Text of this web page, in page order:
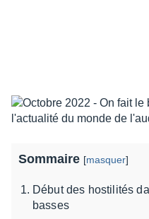
Sommaire [masquer]
Début des hostilités
basses